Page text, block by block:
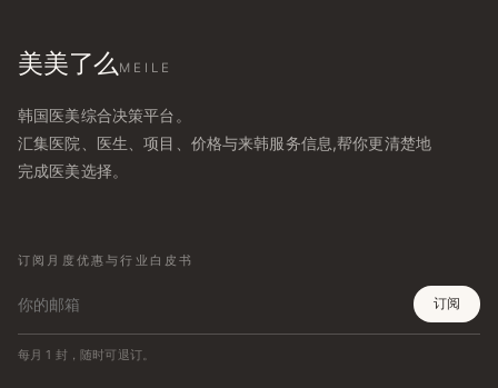
美美了么 MEILE
韩国医美综合决策平台。
汇集医院、医生、项目、价格与来韩服务信息,帮你更清楚地
完成医美选择。
订阅月度优惠与行业白皮书
订阅
每月 1 封，随时可退订。